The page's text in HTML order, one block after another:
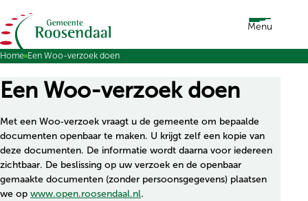
Ga naar de inhoud Menu
Home Een Woo-verzoek doen
Een Woo-verzoek doen
Met een Woo‑verzoek vraagt u de gemeente om bepaalde
documenten openbaar te maken. U krijgt zelf een kopie van
deze documenten. De informatie wordt daarna voor iedereen
zichtbaar. De beslissing op uw verzoek en de openbaar
gemaakte documenten (zonder persoonsgegevens) plaatsen
we op www.open.roosendaal.nl.